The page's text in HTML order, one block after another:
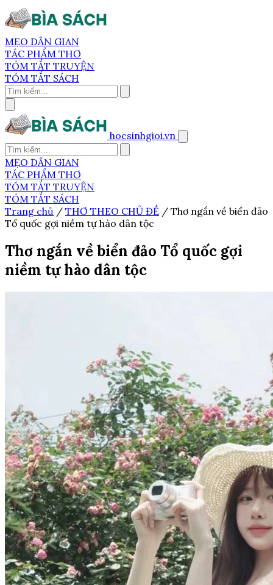
MẸO DÂN GIAN
TÁC PHẨM THƠ
TÓM TẮT TRUYỆN
TÓM TẮT SÁCH
hocsinhgioi.vn
MẸO DÂN GIAN
TÁC PHẨM THƠ
TÓM TẮT TRUYỆN
TÓM TẮT SÁCH
Trang chủ / THƠ THEO CHỦ ĐỀ / Thơ ngắn về biển đảo
Tổ quốc gợi niềm tự hào dân tộc
Thơ ngắn về biển đảo Tổ quốc gợi
niềm tự hào dân tộc